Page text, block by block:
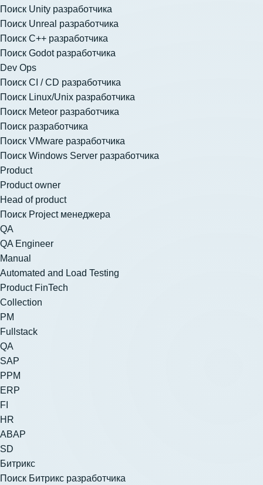
Поиск Unity разработчика
Поиск Unreal разработчика
Поиск C++ разработчика
Поиск Godot разработчика
Dev Ops
Поиск CI / CD разработчика
Поиск Linux/Unix разработчика
Поиск Meteor разработчика
Поиск разработчика
Поиск VMware разработчика
Поиск Windows Server разработчика
Product
Product owner
Head of product
Поиск Project менеджера
QA
QA Engineer
Manual
Automated and Load Testing
Product FinTech
Collection
PM
Fullstack
QA
SAP
PPM
ERP
FI
HR
ABAP
SD
Битрикс
Поиск Битрикс разработчика